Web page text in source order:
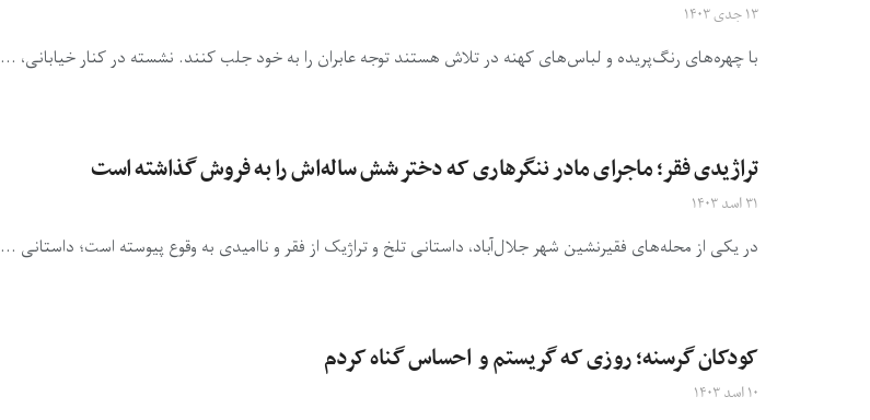
۱۳ جدی ۱۴۰۳
با چهره‌های رنگ‌پریده و لباس‌های کهنه در تلاش هستند توجه عابران را به خود جلب کنند. نشسته در کنار خیابانی، ...
تراژیدی فقر؛ ماجرای مادر ننگرهاری که دختر شش ساله‌اش را به فروش گذاشته است
۳۱ اسد ۱۴۰۳
در یکی از محله‌های فقیرنشین شهر جلال‌آباد، داستانی تلخ و تراژیک از فقر و ناامیدی به وقوع پیوسته است؛ داستانی ...
کودکان گرسنه؛ روزی که گریستم و احساس گناه کردم
۱۰ اسد ۱۴۰۳